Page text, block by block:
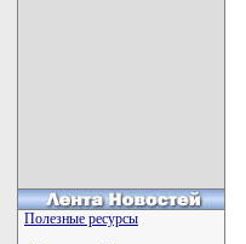
Полезные ресурсы